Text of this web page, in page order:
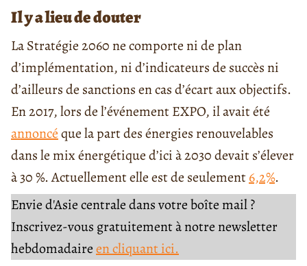
Il y a lieu de douter
La Stratégie 2060 ne comporte ni de plan
d’implémentation, ni d’indicateurs de succès ni
d’ailleurs de sanctions en cas d’écart aux objectifs.
En 2017, lors de l’événement EXPO, il avait été
annoncéque la part des énergies renouvelables
dans le mix énergétique d’ici à 2030 devait s’élever
à 30 %. Actuellement elle est de seulement6,2%.
Envie d'Asie centrale dans votre boîte mail ?
Inscrivez-vous gratuitement à notre newsletter
hebdomadaireen cliquant ici.